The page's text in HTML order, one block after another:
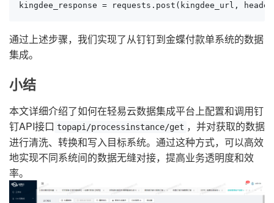
kingdee_response = requests.post(kingdee_url,
通过上述步骤，我们实现了从钉钉到金蝶付款单系统的数据
集成。
小结
本文详细介绍了如何在轻易云数据集成平台上配置和调用钉
钉API接口 topapi/processinstance/get ，并对获取的数据
进行清洗、转换和写入目标系统。通过这种方式，可以高效
地实现不同系统间的数据无缝对接，提高业务透明度和效
率。